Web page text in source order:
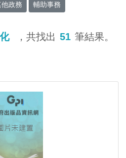
他政務 輔助事務
，共找出 51 筆結果。